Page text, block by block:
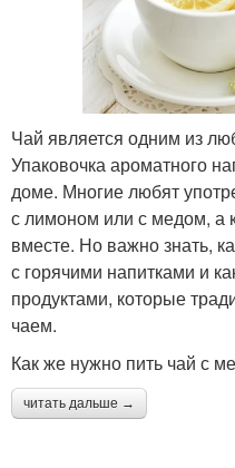
Чай является одним из
Упаковочка ароматного
доме. Многие любят
с лимоном или с медом, а
вместе. Но важно знать,
с горячими напитками и
продуктами, которые
чаем.
Как же нужно пить чай с
читать дальше →